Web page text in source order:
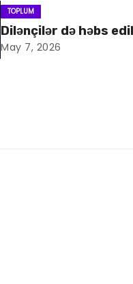
TOPLUM
Dilənçilər də həbs
May 7, 2026